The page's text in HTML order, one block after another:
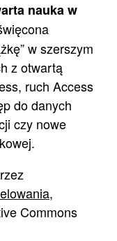
nauka w
w szerszym
z otwartą
ruch Access
do danych
czy nowe
,
Commons